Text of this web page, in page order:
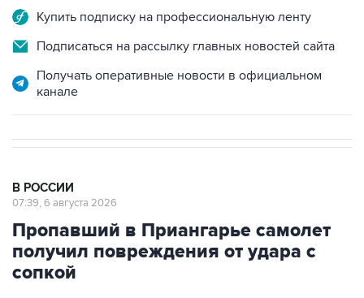
Купить подписку на профессиональную ленту
Подписаться на рассылку главных новостей сайта
Получать оперативные новости в официальном
канале
В РОССИИ
07:39, 6 августа 2026
Пропавший в Приангарье самолет
получил повреждения от удара с
сопкой